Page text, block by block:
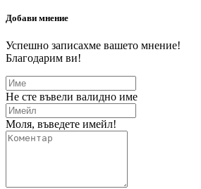
Добави мнение
Успешно записахме вашето мнение!
Благодарим ви!
Не сте въвели валидно име
Моля, въведете имейл!